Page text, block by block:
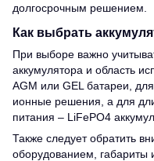
долгосрочным решением.
Как выбрать
При выборе важно
аккумулятора и область
AGM или GEL батареи,
ионные решения, а для
питания – LiFePO4
Также следует обратить
оборудованием, габариты